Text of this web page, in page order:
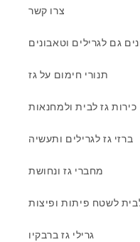
צרו קשר
גם לגרילים וטאבונים
תנורי חימום על גז
כירות גז לבית ולמחנאות
ברזי גז לגרילים ותעשיה
מחברי גז ונחושת
לשטח פיתות ופיצות
גרילי גז ברבקיו